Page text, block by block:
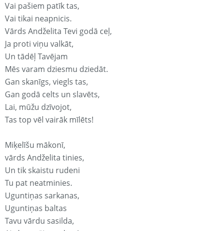
Vai pašiem patīk tas,
Vai tikai neapnicis.
Vārds Andželita Tevi godā ceļ,
Ja proti viņu valkāt,
Un tādēļ Tavējam
Mēs varam dziesmu dziedāt.
Gan skanīgs, viegls tas,
Gan godā celts un slavēts,
Lai, mūžu dzīvojot,
Tas top vēl vairāk mīlēts!
Miķelīšu mākonī,
vārds Andželita tinies,
Un tik skaistu rudeni
Tu pat neatminies.
Uguntiņas sarkanas,
Uguntiņas baltas
Tavu vārdu sasilda,